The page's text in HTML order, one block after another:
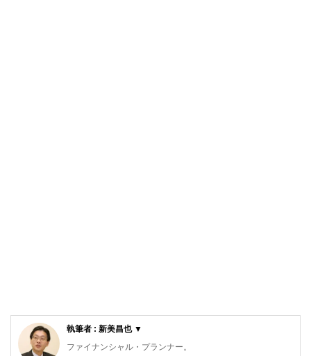
執筆者 : 新美昌也 ▼
ファイナンシャル・プランナー。